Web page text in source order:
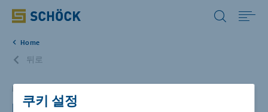
쿠키 설정
솔루션
Korea (KR) 한국어
Home
뒤로
Moscow, RU